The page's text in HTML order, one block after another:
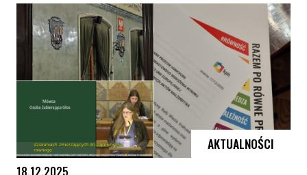
AKTUALNOŚCI
18.12.2025